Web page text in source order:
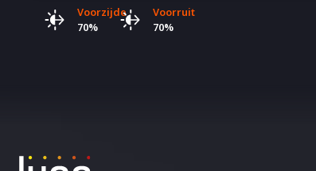
Voorzijde
70%
Voorruit
70%